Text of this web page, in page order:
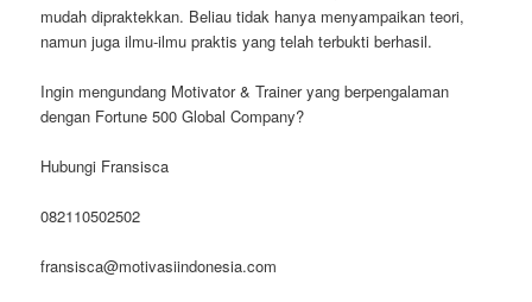
mudah dipraktekkan. Beliau tidak hanya menyampaikan teori,
namun juga ilmu-ilmu praktis yang telah terbukti berhasil.
Ingin mengundang Motivator & Trainer yang berpengalaman
dengan Fortune 500 Global Company?
Hubungi Fransisca
082110502502
fransisca@motivasiindonesia.com